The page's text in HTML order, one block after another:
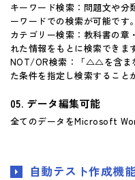
キーワード検索：問題文や分
ーワードでの検索が可能です。
カテゴリー検索：教科書の章
れた情報をもとに検索できま
NOT/OR検索：「△△を含
た条件を指定し検索すること
データ編集可能
全てのデータをMicrosoft
自動テスト作成機